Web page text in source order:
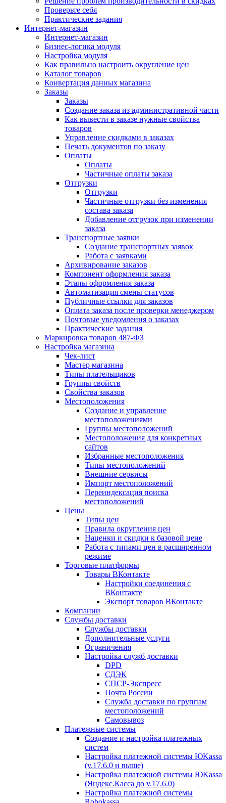
Проверьте себя
Практические задания
Интернет-магазин
Интернет-магазин
Бизнес-логика модуля
Настройка модуля
Как правильно настроить округление цен
Каталог товаров
Конвертация данных магазина
Заказы
Заказы
Создание заказа из административной части
Как вывести в заказе нужные свойства
товаров
Управление скидками в заказах
Печать документов по заказу
Оплаты
Оплаты
Частичные оплаты заказа
Отгрузки
Отгрузки
Частичные отгрузки без изменения
состава заказа
Добавление отгрузок при изменении
заказа
Транспортные заявки
Создание транспортных заявок
Работа с заявками
Архивирование заказов
Компонент оформления заказа
Этапы оформления заказа
Автоматизация смены статусов
Публичные ссылки для заказов
Оплата заказа после проверки менеджером
Почтовые уведомления о заказах
Практические задания
Маркировка товаров 487-ФЗ
Настройка магазина
Чек-лист
Мастер магазина
Типы плательщиков
Группы свойств
Свойства заказов
Местоположения
Создание и управление
местоположениями
Группы местоположений
Местоположения для конкретных
сайтов
Избранные местоположения
Типы местоположений
Внешние сервисы
Импорт местоположений
Переиндексация поиска
местоположений
Цены
Типы цен
Правила округления цен
Наценки и скидки к базовой цене
Работа с типами цен в расширенном
режиме
Торговые платформы
Товары ВКонтакте
Настройки соединения с
ВКонтакте
Экспорт товаров ВКонтакте
Компании
Службы доставки
Службы доставки
Дополнительные услуги
Ограничения
Настройка служб доставки
DPD
СДЭК
СПСР-Экспресс
Почта России
Служба доставки по группам
местоположений
Самовывоз
Платежные системы
Создание и настройка платежных
систем
Настройка платежной системы ЮKassa
(v.17.6.0 и выше)
Настройка платежной системы ЮKassa
(Яндекс.Касса до v.17.6.0)
Настройка платежной системы